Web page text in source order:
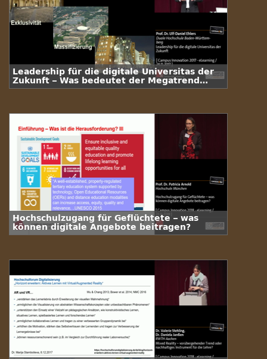
Leadership für die digitale Universitas der
Zukunft – Was bedeutet der Megatrend
Digitalisierung für die Universität der
Hochschulzugang für Geflüchtete – was
können digitale Angebote beitragen?